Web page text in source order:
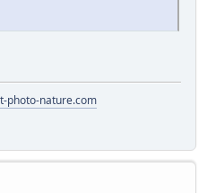
photo-nature.com